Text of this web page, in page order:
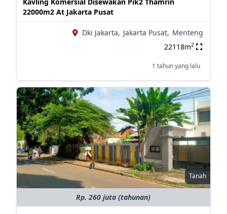
22000m2 At Jakarta Pusat
Dki Jakarta, Jakarta Pusat, Menteng
22118m2
1 tahun yang lalu
Tanah
Rp. 260 juta (tahunan)